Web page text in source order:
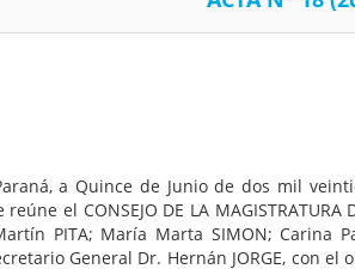
a Quince de Junio de dos mil
reúne el CONSEJO DE LA
PITA; María Marta SIMON; Carina
General Dr. Hernán JORGE, con